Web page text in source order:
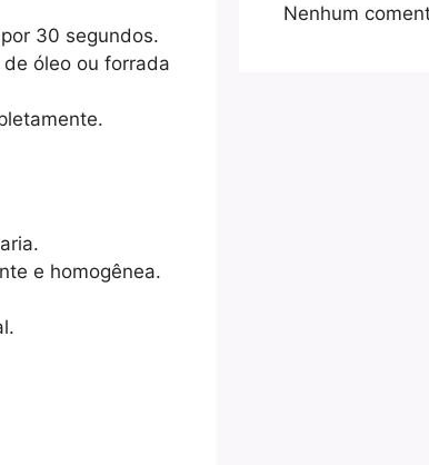
30 segundos.
óleo ou forrada
e homogênea.
Nenhum